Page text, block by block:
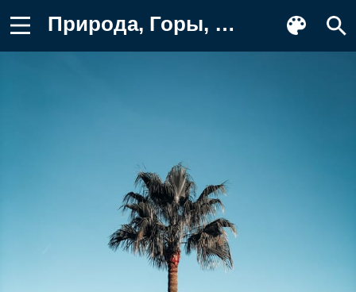
Природа, Горы, Пальмы, Вид Сверху Картинка для телефона